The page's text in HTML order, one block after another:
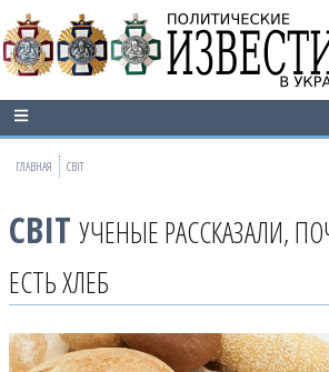
ГЛАВНАЯ СВІТ
СВІТ УЧЕНЫЕ РАССКАЗАЛИ,
ЕСТЬ ХЛЕБ